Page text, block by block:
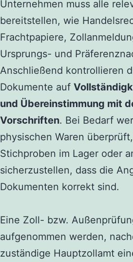
Unternehmen muss alle
bereitstellen, wie
Frachtpapiere,
Ursprungs- und
Anschließend kontrollieren
Dokumente auf
und Übereinstimmung mit
Vorschriften. Bei Bedarf
physischen Waren
Stichproben im Lager oder
sicherzustellen, dass die
Dokumenten korrekt sind.
Eine Zoll- bzw.
aufgenommen werden,
zuständige Hauptzollamt